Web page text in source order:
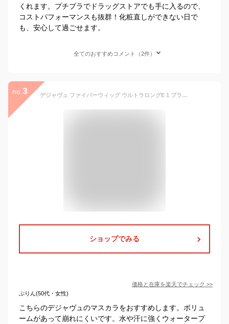
くれます。プチプラでドラッグストアでも手に入るので、
コストパフォーマンスも抜群！化粧直しができない日で
も、安心して過ごせます。
全てのおすすめコメント（2件）
no. 3 デジャヴュ ファイバーウィッグ ウルトラロングE 1 ブラック(1本)【デジャヴュ(dejavu)】
ショップでみる
価格と在庫を楽天でチェック >>
ぷりん(50代・女性)
こちらのデジャヴュのマスカラをおすすめします。ボリュ
ームがあって崩れにくいです。水や汗に強くウォータープ